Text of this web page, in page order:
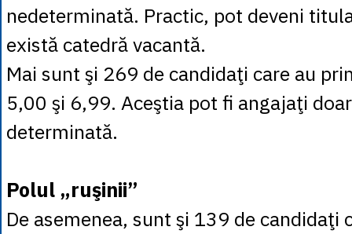
nedeterminată. Practic, pot deveni
există catedră vacantă.
Mai sunt şi 269 de candidaţi care au
5,00 şi 6,99. Aceştia pot fi angajaţi
determinată.
Polul „ruşinii”
De asemenea, sunt şi 139 de candidaţi